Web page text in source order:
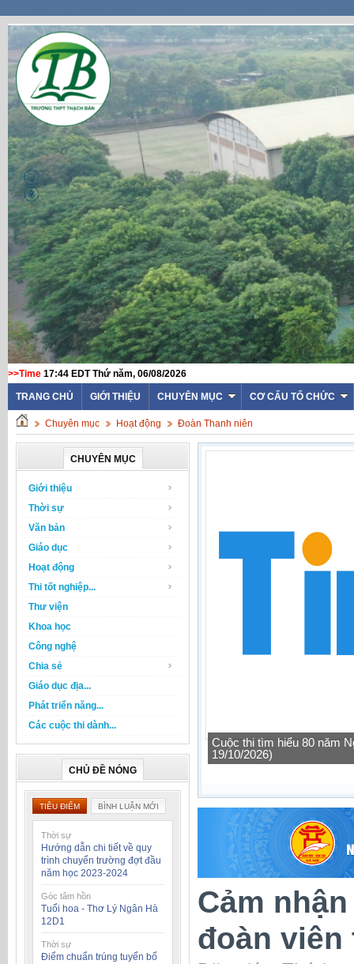
>>Time 17:44 EDT Thứ năm, 06/08/2026
TRANG CHỦ GIỚI THIỆU CHUYÊN MỤC CƠ CẤU TỔ CHỨC
Chuyên mục Hoạt động Đoàn Thanh niên
CHUYÊN MỤC
Giới thiệu
Thời sự
Văn bản
Giáo dục
Hoạt động
Thi tốt nghiệp...
Thư viện
Khoa học
Công nghệ
Chia sẻ
Giáo dục địa...
Phát triển năng...
Các cuộc thi dành...
CHỦ ĐỀ NÓNG
TIÊU ĐIỂM BÌNH LUẬN MỚI
Thời sự
Hướng dẫn chi tiết về quy
trình chuyển trường đợt đầu
năm học 2023-2024
Góc tâm hồn
Tuổi hoa - Thơ Lý Ngân Hà
12D1
Thời sự
Điểm chuẩn trúng tuyển bổ
Cuộc thi tìm hiểu 80 năm
19/10/2026)
Cảm
đoàn viên